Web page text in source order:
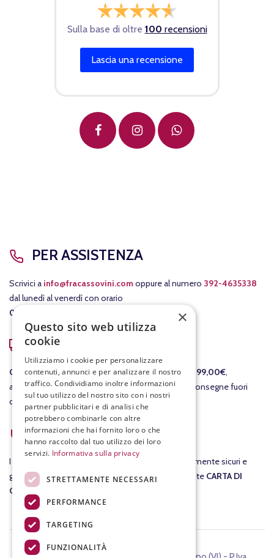
Sulla base di oltre 100 recensioni
Lascia una recensione
PER ASSISTENZA
Scrivici a info@fracassovini.comoppure al numero 392-4635338
dal lunedì al venerdì con orario
08:00-12:30
COSTI DI SPEDIZIONE
GRATISper le consegne in Italia per ordinisopra i 99,00€,
altrimenti il costo della consegna è di 7,90€. Per consegne fuori
dall'Italia ti invieremo un preventivo separato.
ACQUISTI SICURI
I tuoi
su fracassovini.com sono assolutamente sicuri e
garantiti al 100%. Nel checkout potrai pagare tramite CARTA DI
CREDITO
×
Questo sito web utilizza
cookie
Utilizziamo i cookie per personalizzare
contenuti, annunci e per analizzare il nostro
traffico. Condividiamo inoltre informazioni
sul tuo utilizzo del nostro sito con i nostri
partner pubblicitari e di analisi che
potrebbero combinarle con altre
informazioni che hai fornito loro o che
hanno raccolto dal tuo utilizzo dei loro
servizi. Informativa sulla privacy
STRETTAMENTE NECESSARI
PERFORMANCE
TARGETING
FUNZIONALITÀ